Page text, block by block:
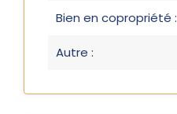
Bien en copropriété :
Autre :